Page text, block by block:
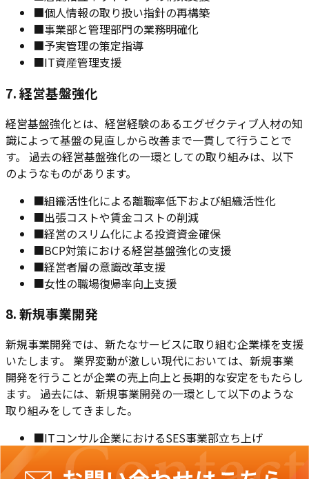
■個人情報の取り扱い指針の再構築
■事業部と管理部門の業務明確化
■予実管理の策定指導
■IT資産管理支援
7. 経営基盤強化
経営基盤強化とは、経営経験のあるエグゼクティブ人材の知
識によって基盤の見直しから改善まで一貫して行うことで
す。 過去の経営基盤強化の一環としての取り組みは、以下
のようなものがあります。
■組織活性化による離職率低下および組織活性化
■出張コストや賃金コストの削減
■経営のスリム化による投資資金確保
■BCP対策における経営基盤強化の支援
■経営者層の意識改革支援
■女性の職場復帰率向上支援
8. 新規事業開発
新規事業開発では、新たなサービスに取り組む企業様を支援
いたします。 業界変動が激しい現代においては、新規事業
開発を行うことが企業の売上向上と長期的な安定をもたらし
ます。 過去には、新規事業開発の一環として以下のような
取り組みをしてきました。
■ITコンサル企業におけるSES事業部立ち上げ
人材派遣企業における新卒紹介サービス立ち上げ
■小売企業におけるEC事業の立ち上げ